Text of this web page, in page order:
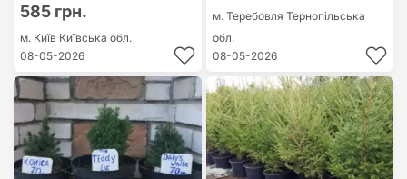
585 грн.
м. Київ Київська обл.
08-05-2026
м. Теребовля Тернопільська
обл.
08-05-2026